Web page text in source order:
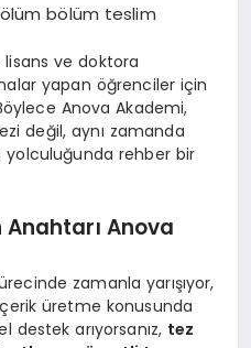
bölüm teslim
ve doktora
yapan öğrenciler için
Anova Akademi,
değil, aynı zamanda
yolculuğunda rehber bir
Anahtarı Anova
zamanla yarışıyor,
üretme konusunda
destek arıyorsanız, tez